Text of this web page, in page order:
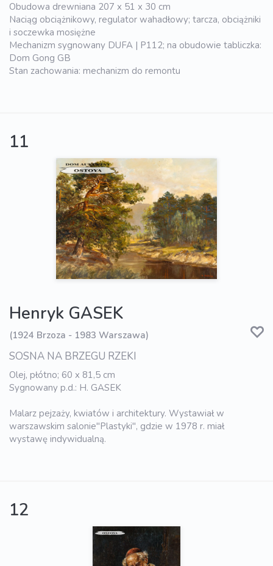
Obudowa drewniana 207 x 51 x 30 cm
Naciąg obciążnikowy, regulator wahadłowy; tarcza, obciążniki
i soczewka mosiężne
Mechanizm sygnowany DUFA | P112; na obudowie tabliczka:
Dom Gong GB
Stan zachowania: mechanizm do remontu
11
Henryk GASEK
(1924 Brzoza - 1983 Warszawa)
SOSNA NA BRZEGU RZEKI
Olej, płótno; 60 x 81,5 cm
Sygnowany p.d.: H. GASEK
Malarz pejzaży, kwiatów i architektury. Wystawiał w
warszawskim salonie"Plastyki", gdzie w 1978 r. miał
wystawę indywidualną.
12